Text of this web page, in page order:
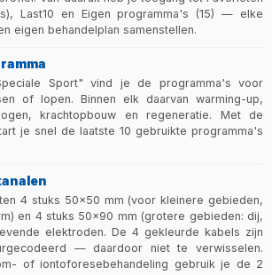
Last10 en Eigen programma's (15) — elke
eigen behandelplan samenstellen.
Sport" vind je de programma's voor
of lopen. Binnen elk daarvan warming-up,
krachtopbouw en regeneratie. Met de
je snel de laatste 10 gebruikte programma's
4 stuks 50×50 mm (voor kleinere gebieden,
en 4 stuks 50×90 mm (grotere gebieden: dij,
elektroden. De 4 gekleurde kabels zijn
— daardoor niet te verwisselen.
of iontoforesebehandeling gebruik je de 2